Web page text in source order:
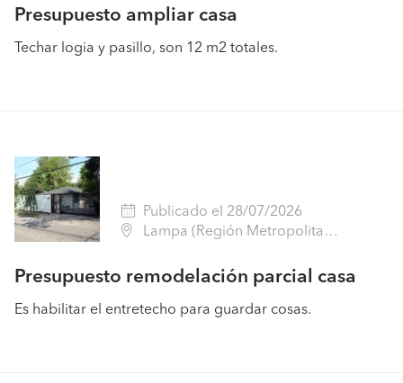
Presupuesto ampliar casa
Techar logia y pasillo, son 12 m2 totales.
Publicado el 28/07/2026
Lampa (Región Metropolitana - Chacabuco)
Presupuesto remodelación parcial casa
Es habilitar el entretecho para guardar cosas.